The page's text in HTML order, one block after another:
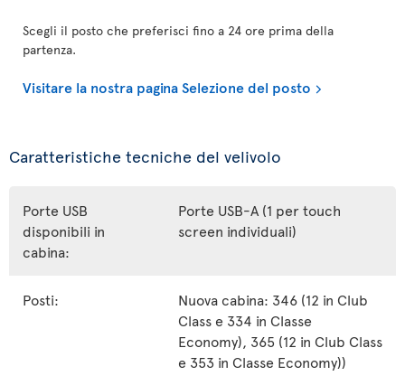
Scegli il posto che preferisci fino a 24 ore prima della
partenza.
Visitare la nostra pagina Selezione del posto
Caratteristiche tecniche del velivolo
Porte USB
disponibili in
cabina:
Porte USB-A (1 per touch
screen individuali)
Posti:
Nuova cabina: 346 (12 in Club
Class e 334 in Classe
Economy), 365 (12 in Club Class
e 353 in Classe Economy))